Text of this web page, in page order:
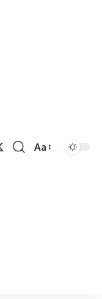
Font
Aa